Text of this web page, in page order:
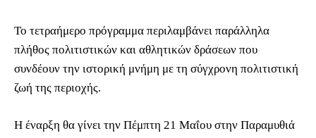
Το τετραήμερο πρόγραμμα περιλαμβάνει παράλληλα
πλήθος πολιτιστικών και αθλητικών δράσεων που
συνδέουν την ιστορική μνήμη με τη σύγχρονη πολιτιστική
ζωή της περιοχής.
Η έναρξη θα γίνει την Πέμπτη 21 Μαΐου στην Παραμυθιά